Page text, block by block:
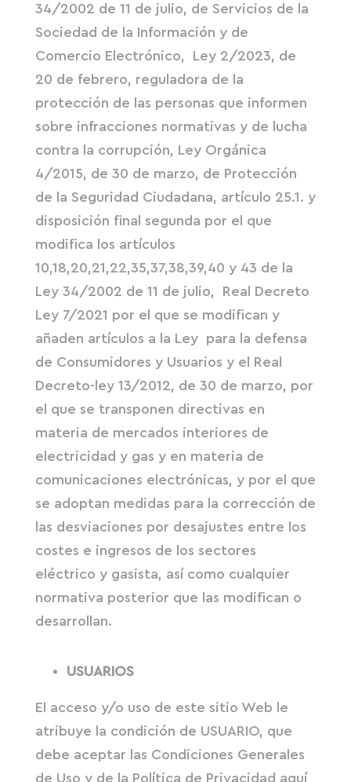
34/2002 de 11 de julio, de Servicios de la
Sociedad de la Información y de
Comercio Electrónico, Ley 2/2023, de
20 de febrero, reguladora de la
protección de las personas que informen
sobre infracciones normativas y de lucha
contra la corrupción, Ley Orgánica
4/2015, de 30 de marzo, de Protección
de la Seguridad Ciudadana, artículo 25.1. y
disposición final segunda por el que
modifica los artículos
10,18,20,21,22,35,37,38,39,40 y 43 de la
Ley 34/2002 de 11 de julio, Real Decreto
Ley 7/2021 por el que se modifican y
añaden artículos a la Ley para la defensa
de Consumidores y Usuarios y el Real
Decreto-ley 13/2012, de 30 de marzo, por
el que se transponen directivas en
materia de mercados interiores de
electricidad y gas y en materia de
comunicaciones electrónicas, y por el que
se adoptan medidas para la corrección de
las desviaciones por desajustes entre los
costes e ingresos de los sectores
eléctrico y gasista, así como cualquier
normativa posterior que las modifican o
desarrollan.
USUARIOS
El acceso y/o uso de este sitio Web le
atribuye la condición de USUARIO, que
debe aceptar las Condiciones Generales
de Uso y de la Política de Privacidad aquí